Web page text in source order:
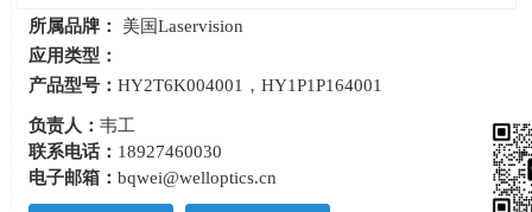
所属品牌：
美国Laservision
应用类型：
产品型号：HY2T6K004001，HY1P1P164001
负责人：韦工
联系电话： 18927460030
电子邮箱：bqwei@welloptics.cn